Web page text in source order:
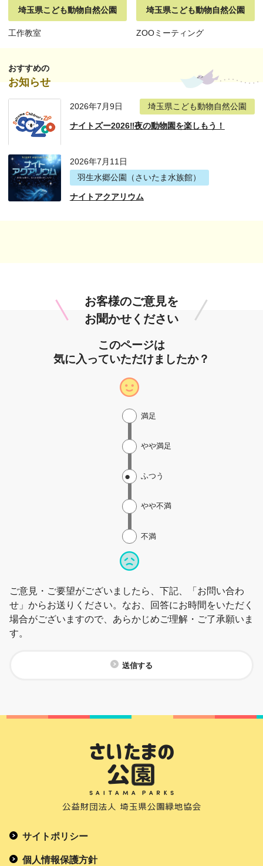
埼玉県こども動物自然公園
工作教室
埼玉県こども動物自然公園
ZOOミーティング
おすすめの
お知らせ
2026年7月9日 埼玉県こども動物自然公園
ナイトズー2026‼夜の動物園を楽しもう！
2026年7月11日
羽生水郷公園（さいたま水族館）
ナイトアクアリウム
お客様のご意見を
お聞かせください
このページは
気に入っていただけましたか？
不満
やや不満
ふつう
やや満足
満足
ご意見・ご要望がございましたら、下記、「お問い合わ
せ」からお送りください。なお、回答にお時間をいただく
場合がございますので、あらかじめご理解・ご了承願いま
す。
送信する
サイトポリシー
個人情報保護方針